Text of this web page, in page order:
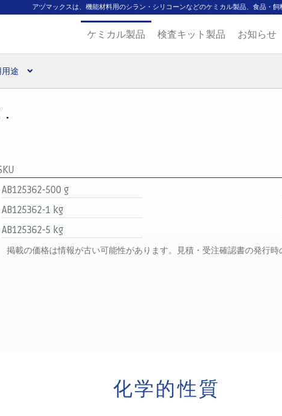
アヅマックスは、機能材料用のシラン・シリコーンなどのケミカル製品、食品・
ケミカル製品 検査キット製品 お知らせ
途
AB125362-500 g
AB125362-1 kg
AB125362-5 kg
掲載の価格は情報が古い可能性があります。見積・受注確認書の発行時
化学的性質